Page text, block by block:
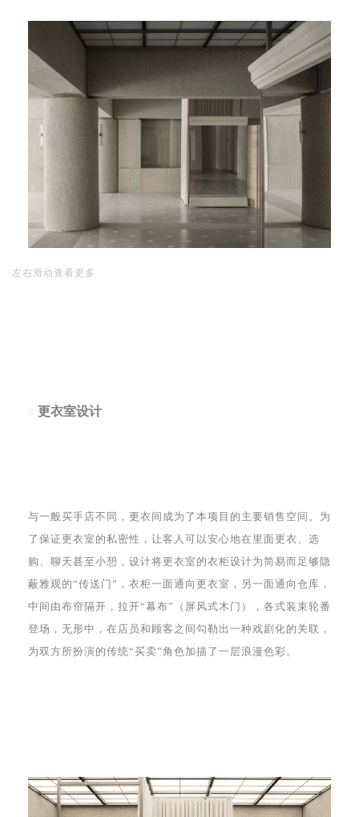
左右滑动查看更多
更衣室设计
与一般买手店不同，更衣间成为了本项目的主要销售空间。为
了保证更衣室的私密性，让客人可以安心地在里面更衣、选
购、聊天甚至小憩，设计将更衣室的衣柜设计为简易而足够隐
蔽雅观的“传送门”，衣柜一面通向更衣室，另一面通向仓库，
中间由布帘隔开，拉开“幕布”（屏风式木门），各式装束轮番
登场，无形中，在店员和顾客之间勾勒出一种戏剧化的关联，
为双方所扮演的传统“买卖”角色加描了一层浪漫色彩。